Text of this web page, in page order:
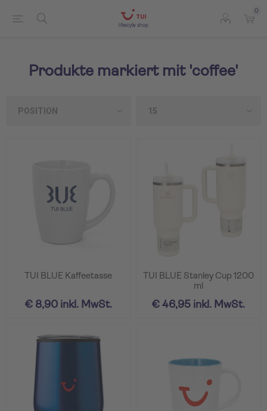
0
Produkte markiert mit 'coffee'
TUI BLUE Kaffeetasse
€ 8,90 inkl. MwSt.
TUI BLUE Stanley Cup 1200
ml
€ 46,95 inkl. MwSt.